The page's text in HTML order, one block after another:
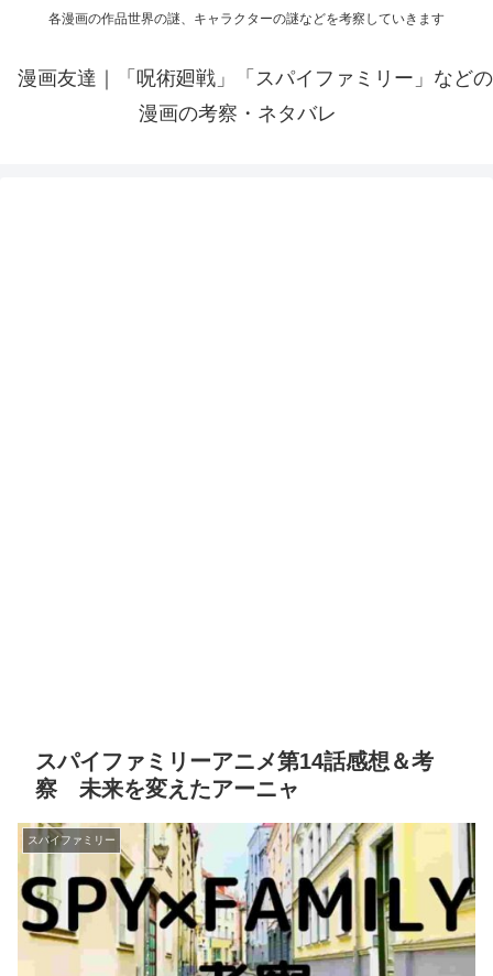
各漫画の作品世界の謎、キャラクターの謎などを考察していきます
漫画友達｜「呪術廻戦」「スパイファミリー」などの
漫画の考察・ネタバレ
スパイファミリーアニメ第14話感想＆考
察 未来を変えたアーニャ
スパイファミリー